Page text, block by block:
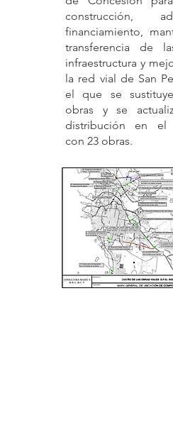
construcción,
financiamiento,
transferencia de
infraestructura y
la red vial de San
el que se
obras y se
distribución en el
con 23 obras.